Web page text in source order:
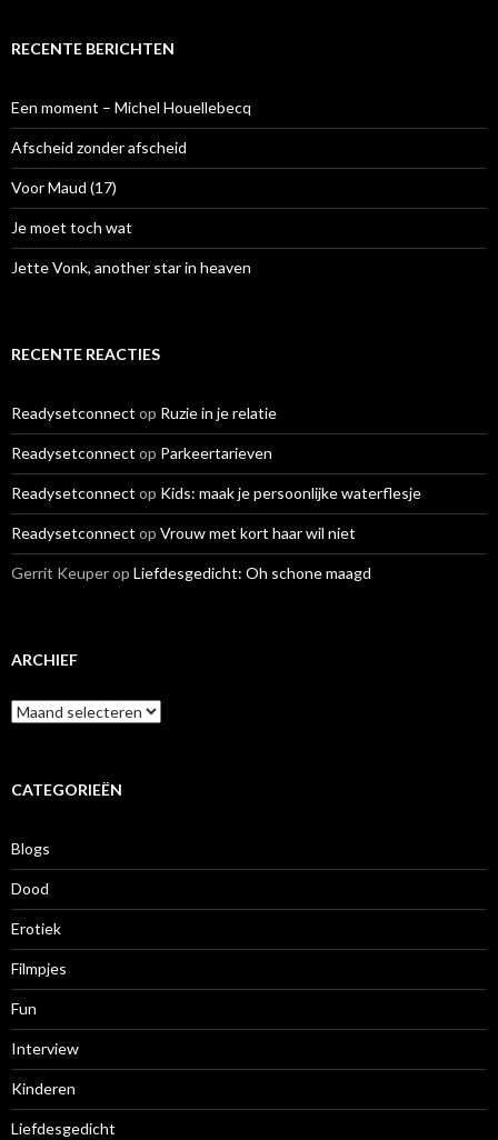
e
a
a
r
:
RECENTE BERICHTEN
Een moment – Michel Houellebecq
Afscheid zonder afscheid
Voor Maud (17)
Je moet toch wat
Jette Vonk, another star in heaven
RECENTE REACTIES
Readysetconnect op Ruzie in je relatie
Readysetconnect op Parkeertarieven
Readysetconnect op Kids: maak je persoonlijke waterflesje
Readysetconnect op Vrouw met kort haar wil niet
Gerrit Keuperop Liefdesgedicht: Oh schone maagd
ARCHIEF
A
r
iCATEGORIEËN
Blogs
Dood
Erotiek
Filmpjes
Fun
Interview
Kinderen
Liefdesgedicht